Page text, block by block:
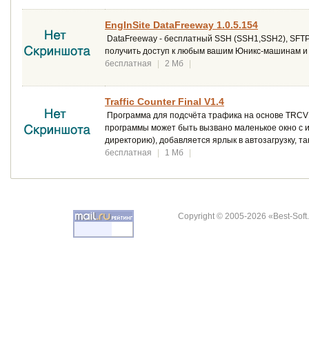
EngInSite DataFreeway 1.0.5.154
DataFreeway - бесплатный SSH (SSH1,SSH2),
получить доступ к любым вашим Юникс-машинам
бесплатная
| 2 Мб |
Traffic Counter Final V1.4
Программа для подсчёта трафика на основе
программы может быть вызвано маленькое окно
директорию), добавляется ярлык в автозагрузку,
бесплатная
| 1 Мб |
Copyright © 2005-2026 «Best-